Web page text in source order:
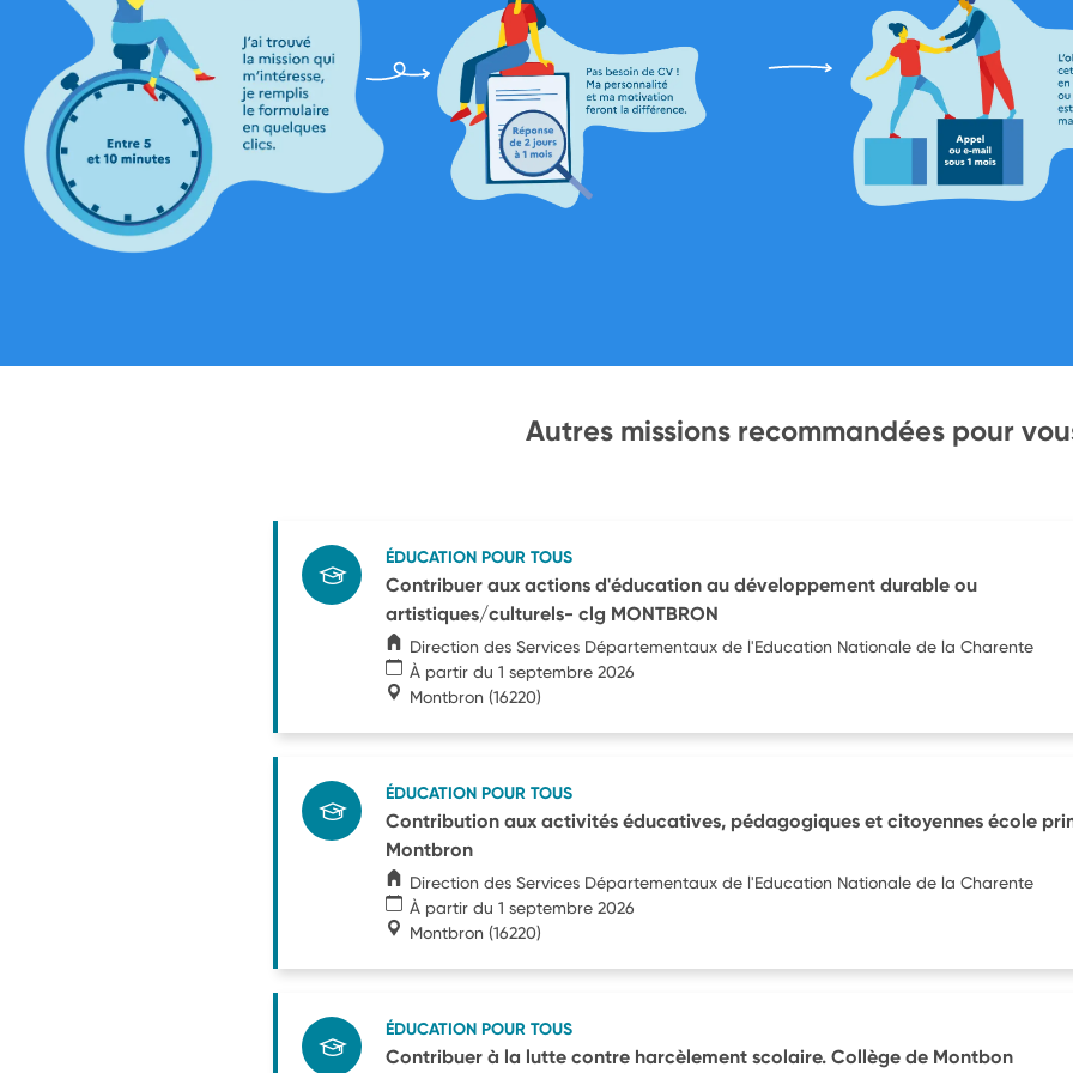
Autres missions recommandées pour
ÉDUCATION POUR TOUS
Contribuer aux actions d'éducation au développement durable ou
artistiques/culturels- clg MONTBRON
Direction des Services Départementaux de l'Education Nationale de la Charente
À partir du 1 septembre 2026
Montbron (16220)
ÉDUCATION POUR TOUS
Contribution aux activités éducatives, pédagogiques et citoyennes école
Montbron
Direction des Services Départementaux de l'Education Nationale de la Charente
À partir du 1 septembre 2026
Montbron (16220)
ÉDUCATION POUR TOUS
Contribuer à la lutte contre harcèlement scolaire. Collège de Montbon